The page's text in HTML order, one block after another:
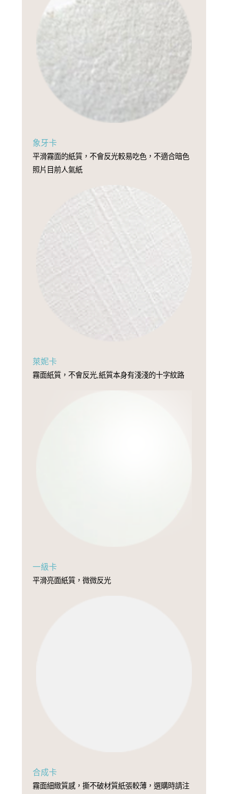
象牙卡
平滑霧面的紙質，不會反光較易吃色，不適合暗色
照片目前人氣紙
萊妮卡
霧面紙質，不會反光,紙質本身有淺淺的十字紋路
一級卡
平滑亮面紙質，微微反光
合成卡
霧面細緻質感，撕不破材質紙張較薄，選購時請注